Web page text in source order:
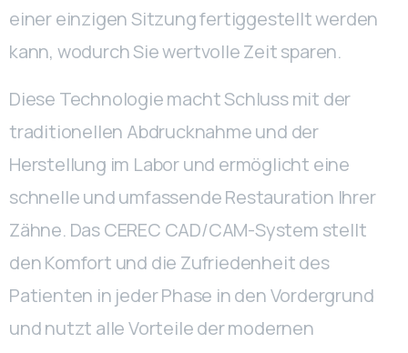
einer einzigen Sitzung fertiggestellt werden
kann, wodurch Sie wertvolle Zeit sparen.
Diese Technologie macht Schluss mit der
traditionellen Abdrucknahme und der
Herstellung im Labor und ermöglicht eine
schnelle und umfassende Restauration Ihrer
Zähne. Das CEREC CAD/CAM-System stellt
den Komfort und die Zufriedenheit des
Patienten in jeder Phase in den Vordergrund
und nutzt alle Vorteile der modernen